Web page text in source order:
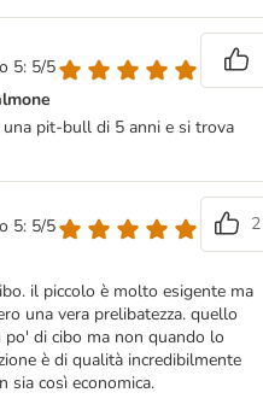
5: 5/5
pit-bull di 5 anni e si trova
5: 5/5
2
il piccolo è molto esigente ma
una vera prelibatezza. quello
di cibo ma non quando lo
è di qualità incredibilmente
sia così economica.